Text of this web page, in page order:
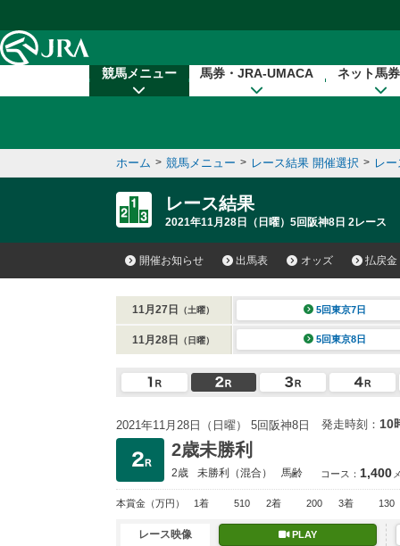
競馬メニュー 馬券・JRA-UMACA ネット馬
ホーム > 競馬メニュー > レース結果 開催選択 > レ
レース結果
2021年11月28日（日曜）5回阪神8日 2レース
開催お知らせ 出馬表 オッズ 払戻金
11月27日 （土曜） 5回東京7日
11月28日 （日曜） 5回東京8日
2021年11月28日（日曜） 5回阪神8日 発走時刻： 10
2歳未勝利
2歳 未勝利 （混合） 馬齢 コース： 1,400
本賞金 （万円） 1着 510 2着 200 3着 130
レース映像 PLAY